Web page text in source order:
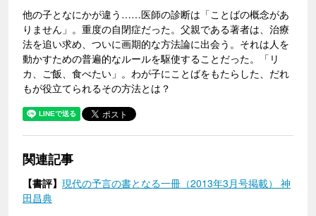
他の子となにかが違う……医師の診断は「ことばの概念があ
りません」。重度の自閉症だった。父親である著者は、治療
法を追い求め、ついに画期的な方法論に出会う。それは人を
動かすための普遍的なルールを駆使することだった。「リ
カ、ご飯、食べたい」。わが子にことばをもたらした、だれ
もが役立てられるその方法とは？
関連記事
【書評】 現代の予言の書となる一冊（2013年3月号掲載） 神
田昌典